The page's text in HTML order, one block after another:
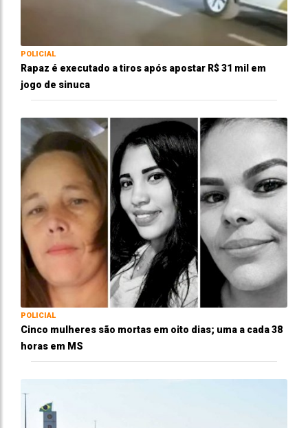
POLICIAL
Rapaz é executado a tiros após apostar R$ 31 mil em
jogo de sinuca
POLICIAL
Cinco mulheres são mortas em oito dias; uma a cada 38
horas em MS